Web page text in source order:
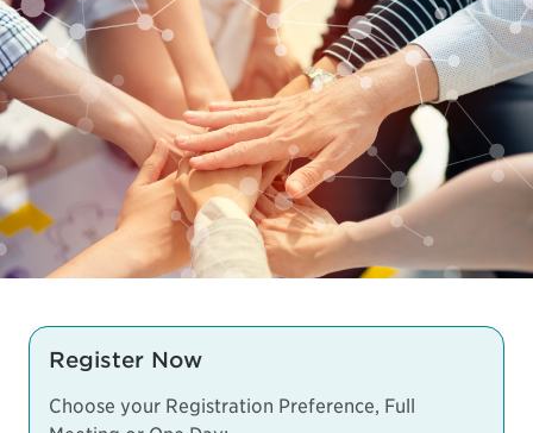
Register Now
Choose your Registration Preference, Full